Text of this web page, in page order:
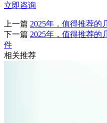
立即咨询
上一篇 2025年，值得推荐的
下一篇 2025年，值得推荐的
件
相关推荐